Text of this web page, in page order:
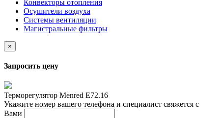
Конвекторы отопления
Осушители воздуха
Системы вентиляции
Магистральные фильтры
×
Запросить цену
Терморегулятор Menred E72.16
Укажите номер вашего телефона и специалист свяжется с
Вами